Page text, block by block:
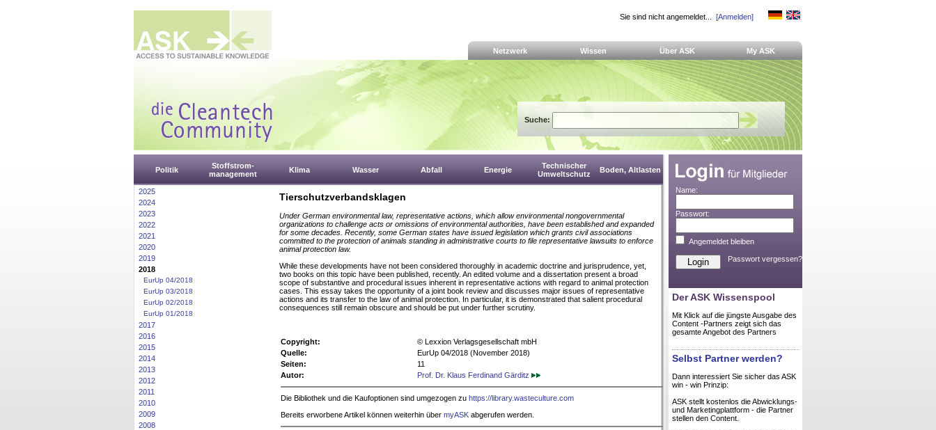
Sie sind nicht angemeldet... [Anmelden]
Netzwerk Wissen Über ASK My ASK
Suche:
Politik
Stoffstrom-
management
Klima Wasser Abfall Energie
Technischer
Umweltschutz
Boden, Altlasten
2025
2024
2023
2022
2021
2020
2019
2018
EurUp 04/2018
EurUp 03/2018
EurUp 02/2018
EurUp 01/2018
2017
2016
2015
2014
2013
2012
2011
2010
2009
2008
Tierschutzverbandsklagen
Under German environmental law, representative actions, which allow environmental nongovernmental
organizations to challenge acts or omissions of environmental authorities, have been established and expanded
for some decades. Recently, some German states have issued legislation which grants civil associations
committed to the protection of animals standing in administrative courts to file representative lawsuits to enforce
animal protection law.
While these developments have not been considered thoroughly in academic doctrine and jurisprudence, yet,
two books on this topic have been published, recently. An edited volume and a dissertation present a broad
scope of substantive and procedural issues inherent in representative actions with regard to animal protection
cases. This essay takes the opportunity of a joint book review and discusses major issues of representative
actions and its transfer to the law of animal protection. In particular, it is demonstrated that salient procedural
consequences still remain obscure and should be put under further scrutiny.
Copyright:
© Lexxion Verlagsgesellschaft mbH
Quelle:
EurUp 04/2018 (November 2018)
Seiten:
11
Autor:
Prof. Dr. Klaus Ferdinand Gärditz
Die Bibliothek und die Kaufoptionen sind umgezogen zu https://library.wasteculture.com
Bereits erworbene Artikel können weiterhin über myASK abgerufen werden.
Name:
Passwort:
Angemeldet bleiben
Passwort vergessen?
Der ASK Wissenspool
Mit Klick auf die jüngste Ausgabe des
Content -Partners zeigt sich das
gesamte Angebot des Partners
Selbst Partner werden?
Dann interessiert Sie sicher das ASK
win - win Prinzip:
ASK stellt kostenlos die Abwicklungs-
und Marketingplattform - die Partner
stellen den Content.